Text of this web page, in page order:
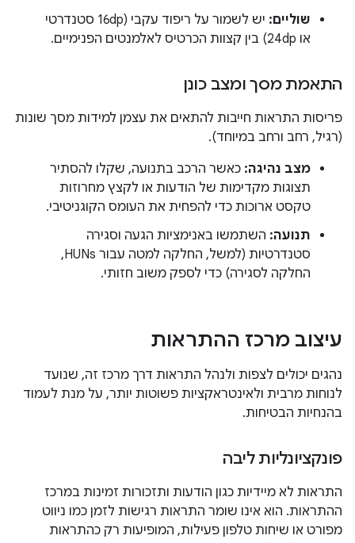
שוליים:
יש לשמור על ריפוד עקבי (16dp סטנדרטי
או 24dp) בין קצוות הכרטיס לאלמנטים הפנימיים.
התאמת מסך ומצב כונן
פריסות התראות חייבות להתאים את עצמן למידות מסך שונות
(רגיל, רחב ורחב במיוחד).
מצב נהיגה: כאשר הרכב בתנועה, שקלו להסתיר
תצוגות מקדימות של הודעות או לקצץ מחרוזות
טקסט ארוכות כדי להפחית את העומס הקוגניטיבי.
תנועה: השתמשו באנימציות הגעה וסגירה
סטנדרטיות (למשל, החלקה למטה עבור HUNs,
החלקה לסגירה) כדי לספק משוב חזותי.
עיצוב מרכז ההתראות
נהגים יכולים לצפות ולנהל התראות דרך מרכז זה, שנועד
לנוחות מרבית ולאינטראקציות פשוטות יותר, על מנת לעמוד
בהנחיות הבטיחות.
פונקציונליות ליבה
התראות לא מיידיות כגון הודעות ותזכורות זמינות במרכז
ההתראות. הוא אינו שומר התראות רגישות לזמן כמו ניווט
מפורט או שיחות טלפון פעילות, המופיעות רק כהתראות